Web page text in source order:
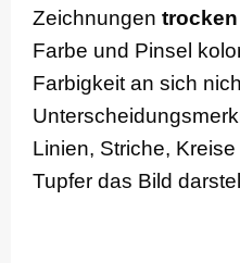
Zeichnungen trocken
Farbe und Pinsel
Farbigkeit an sich
Linien, Striche,
Tupfer das Bild